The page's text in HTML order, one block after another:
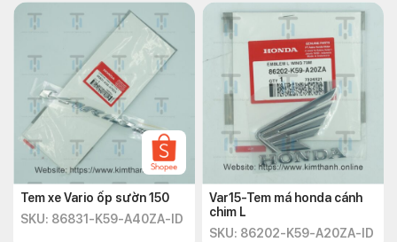
Tem xe Vario ốp sườn 150
SKU: 86831-K59-A40ZA-ID
Var15-Tem má honda cánh
chim L
SKU: 86202-K59-A20ZA-ID